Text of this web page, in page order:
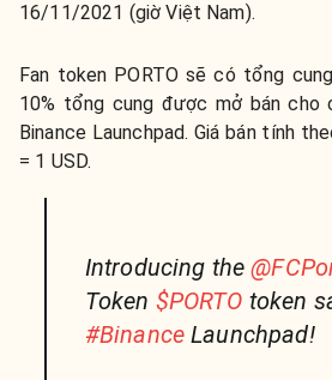
16/11/2021 (giờ Việt Nam).
Fan token PORTO sẽ có tổng
10% tổng cung được mở bán cho
Binance Launchpad. Giá bán tính
= 1 USD.
Introducing the
Token $PORTO token
#Binance Launchpad!